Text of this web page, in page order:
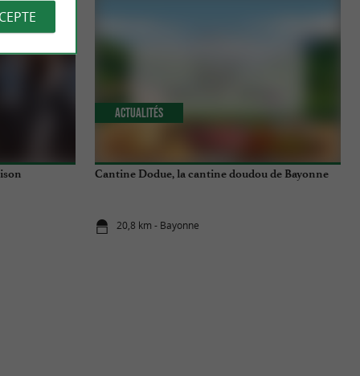
Cantine Dodue, la cantine doudou de Bayonne
20,8 km - Bayonne
Actualités